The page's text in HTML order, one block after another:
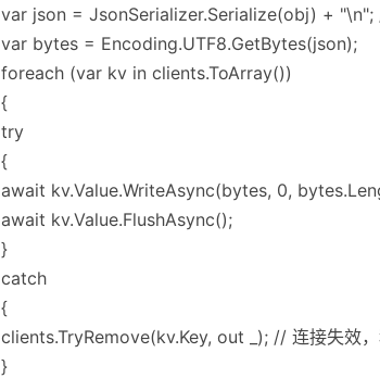
var json = JsonSerializer.Serialize(obj) + "\n";
var bytes = Encoding.UTF8.GetBytes(json);
foreach (var kv in clients.ToArray())
{
try
{
await kv.Value.WriteAsync(bytes, 0,
await kv.Value.FlushAsync();
}
catch
{
clients.TryRemove(kv.Key, out _); // 连接失效
}